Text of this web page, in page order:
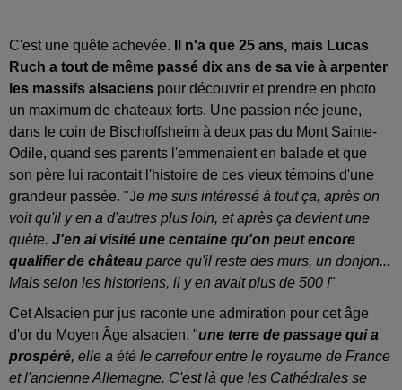
C'est une quête achevée.
Il n'a que 25 ans, mais Lucas
Ruch a tout de même passé dix ans de sa vie à arpenter
les massifs alsaciens pour découvrir et prendre en photo
un maximum de chateaux forts. Une passion née jeune,
dans le coin de Bischoffsheim à deux pas du Mont Sainte-
Odile, quand ses parents l'emmenaient en balade et que
son père lui racontait l'histoire de ces vieux témoins d'une
grandeur passée. "Je me suis intéressé à tout ça, après on
voit qu'il y en a d'autres plus loin, et après ça devient une
quête. J'en ai visité une centaine qu'on peut encore
qualifier de château parce qu'il reste des murs, un donjon...
Mais selon les historiens, il y en avait plus de 500 !"
Cet Alsacien pur jus raconte une admiration pour cet âge
d'or du Moyen Âge alsacien, "une terre de passage qui a
prospéré, elle a été le carrefour entre le royaume de France
et l'ancienne Allemagne. C'est là que les Cathédrales se